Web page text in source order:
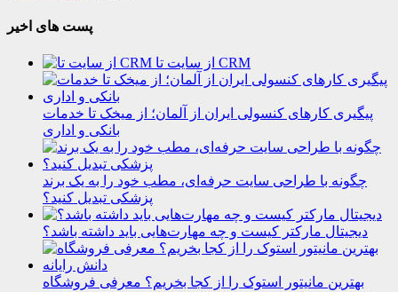
پست های اخیر
از سایت تا CRM
پیگیری کارهای کنسولی ایران از آلمان؛ از میخک تا خدمات
بانکی و اداری
چگونه با طراحی سایت حرفه‌ای، مطب خود را به یک برند
پزشکی تبدیل کنید؟
دیجیتال مارکتر کیست و چه مهارت‌هایی باید داشته باشد؟
بهترین مانیتور استوک را از کجا بخریم؟ معرفی فروشگاه